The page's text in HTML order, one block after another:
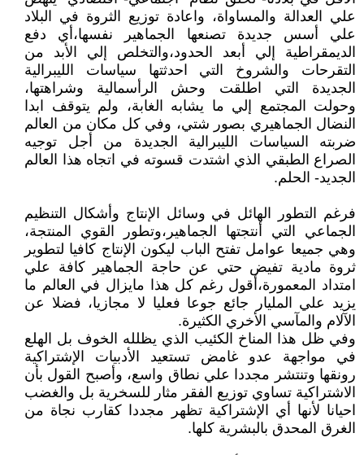
علي العدالة والمساواة، واعادة توزيع الثروة في البلاد
علي أسس جديدة تصنعها الجماهير نفسها،أي دفع
الديمقراطية إلي أبعد الحدود،والتخلص إلي الأبد من
التقرحات والشروخ التي احدثتها سياسات الليبرالية
الجديدة التي اطلقت وحش الرأسمالية وشراهتها،
وحولت المجتمع إلي ما يشابه الغابة، ولم يتوقف ابدا
النضال الجماهيري بصور شتي، وفي كل مكان من العالم
ضربته السياسات الليبرالية الجديدة من أجل توجيه
الصراع الطبقي الذي اشتدت قسوته في اتجاه هذا العالم
الجديد- الحلم.
فرغم التطور الهائل في وسائل الإنتاج وأشكال التنظيم
الجماعي التي أنتجتها الجماهير،وتطور القوي المنتجة،
وهي جميعا عوامل تفتح الباب ليكون الإنتاج كافيا لتطوير
ثروة مادية تفيض حتي عن حاجة الجماهير كافة علي
امتداد المعمورة،أقول رغم كل هذا مايزال في العالم ما
يزيد علي المليار جائع جوعا فعليا لا مجازيا، فضلا عن
الآلام والمآسي الأخري الكثيرة.
وفي ظل هذا المناخ الكئيب الذي يظلله الخوف بل الهلع
في مواجهة عدو غامض تستعيد الأدبيات الإشتراكية
رونقها وتنتشر مجددا علي نطاق واسع، وأصبح القول بأن
الاشتراكية تساوي توزيع الفقر مثار للسخرية بل والغضب
احيانا لأنها أي الإشتراكية تظهر مجددا كقارب نجاة من
الغرق المحدق بالبشرية كلها.